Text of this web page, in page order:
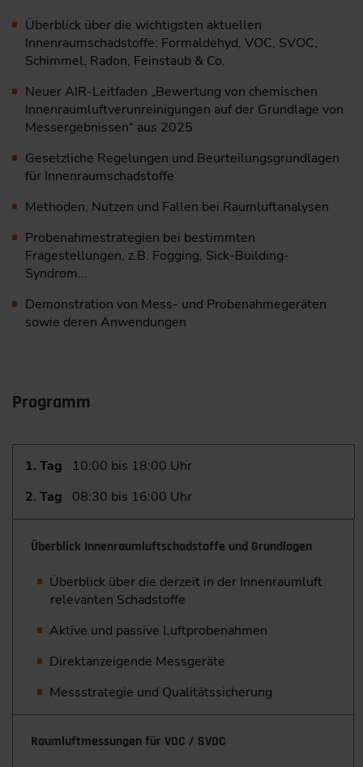
Überblick über die wichtigsten aktuellen
Innenraumschadstoffe: ­Formaldehyd, VOC, SVOC,
Schimmel, Radon, Feinstaub & Co.
Neuer AIR-Leitfaden „Bewertung von chemischen
Innenraumluftverunreinigungen auf der Grundlage von
Messergebnissen“ aus 2025
Gesetzliche Regelungen und Beurteilungsgrundlagen
für Innenraum­schadstoffe
Methoden, Nutzen und Fallen bei Raumluftanalysen
Probenahmestrategien bei bestimmten
Fragestellungen, z.B. Fogging, Sick-Building-
Syndrom...
Demonstration von Mess- und Probenahmegeräten
sowie deren ­Anwendungen
Programm
1. Tag
10:00 bis 18:00 Uhr
2. Tag
08:30 bis 16:00 Uhr
Überblick Innenraumluftschadstoffe und Grundlagen
Überblick über die derzeit in der Innenraumluft
relevanten Schadstoffe
Aktive und passive Luftprobenahmen
Direktanzeigende Messgeräte
Messstrategie und Qualitätssicherung
Raumluftmessungen für VOC / SVOC